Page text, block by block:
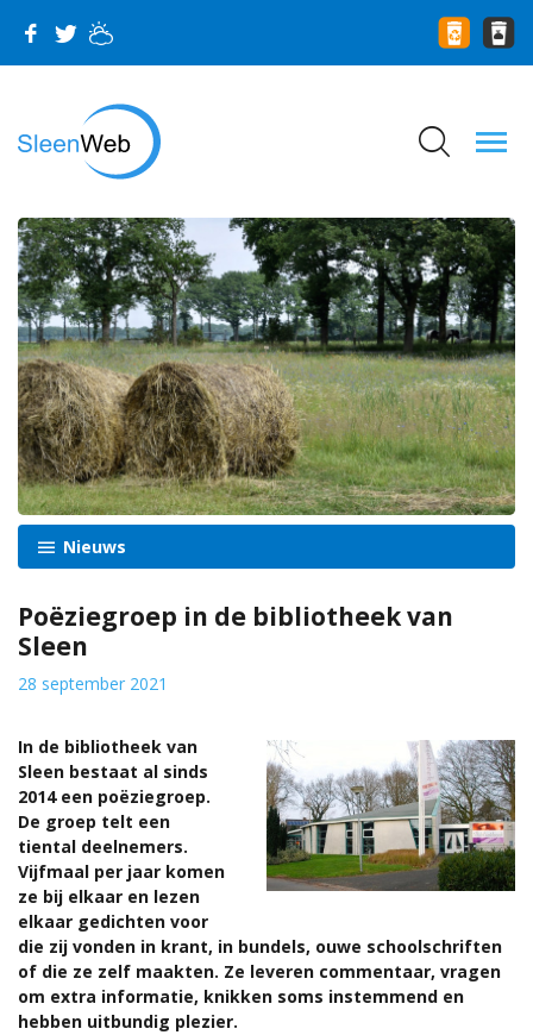
Nieuws
Poëziegroep in de bibliotheek van
Sleen
28 september 2021
In de bibliotheek van
Sleen bestaat al sinds
2014 een poëziegroep.
De groep telt een
tiental deelnemers.
Vijfmaal per jaar komen
ze bij elkaar en lezen
elkaar gedichten voor
die zij vonden in krant, in bundels, ouwe schoolschriften
of die ze zelf maakten. Ze leveren commentaar, vragen
om extra informatie, knikken soms instemmend en
hebben uitbundig plezier.